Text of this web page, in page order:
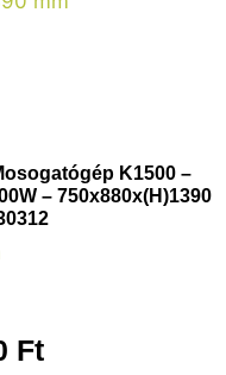
K1500 –
– 750x880x(H)1390
Ft